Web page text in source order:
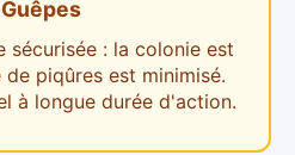
sécurisée : la colonie est
piqûres est minimisé.
à longue durée d'action.